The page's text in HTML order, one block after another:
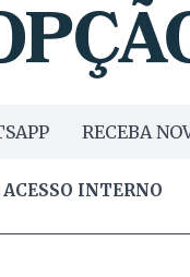
RECEBA
ACESSO INTERNO